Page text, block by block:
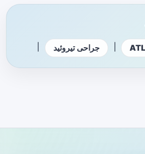
جراحی تیروئید